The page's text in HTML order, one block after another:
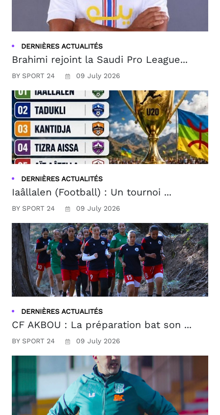
DERNIÈRES ACTUALITÉS
Brahimi rejoint la Saudi Pro League...
BY SPORT 24 09 July 2026
DERNIÈRES ACTUALITÉS
Iaâllalen (Football) : Un tournoi ...
BY SPORT 24 09 July 2026
DERNIÈRES ACTUALITÉS
CF AKBOU : La préparation bat son ...
BY SPORT 24 09 July 2026